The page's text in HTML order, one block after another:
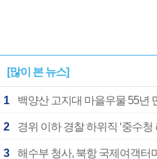
[많이 본 뉴스]
1 백양산 고지대 마을우물 55년
2 경위 이하 경찰 하위직 ‘중수
3 해수부 청사, 북항 국제여객터